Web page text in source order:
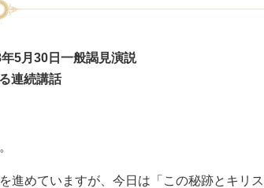
5月30日一般謁見演説
連続講話
めていますが、今日は「この秘跡とキリス